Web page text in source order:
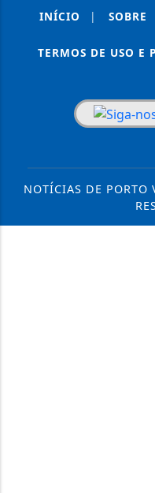
INÍCIO | SOBRE
TERMOS DE USO E
NOTÍCIAS DE PORTO